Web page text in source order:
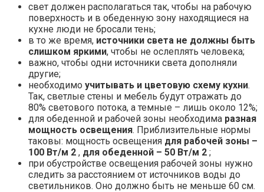
свет должен располагаться так, чтобы на рабочую
поверхность и в обеденную зону находящиеся на
кухне люди не бросали тень;
в то же время, источники света не должны быть
слишком яркими, чтобы не ослеплять человека;
важно, чтобы одни источники света дополняли
другие;
необходимо учитывать и цветовую схему кухни.
Так, светлые стены и мебель будут отражать до
80% светового потока, а темные – лишь около 12%;
для обеденной и рабочей зоны необходима разная
мощность освещения. Приблизительные нормы
таковы: мощность освещения для рабочей зоны –
100 Вт/м 2 , для обеденной – 50 Вт/м 2 ;
при обустройстве освещения рабочей зоны нужно
следить за расстоянием от источников воды до
светильников. Оно должно быть не меньше 60 см.